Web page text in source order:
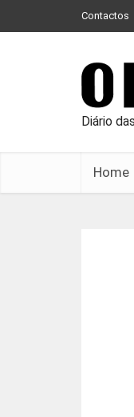
Contactos
Diário
Home